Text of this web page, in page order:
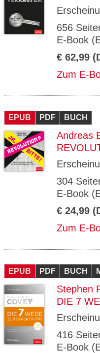
656
E-Book
€ 62,99
Zum E-
EPUB PDF BUCH
Andreas
304
E-Book
€ 24,99
Zum E-
EPUB PDF BUCH
Stephen
DIE 7
416
E-Book